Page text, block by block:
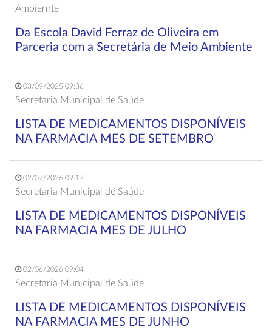
Ambiernte
Da Escola David Ferraz de Oliveira em
Parceria com a Secretária de Meio Ambiente
03/09/2025 09:36
Secretaria Municipal de Saúde
LISTA DE MEDICAMENTOS DISPONÍVEIS
NA FARMACIA MES DE SETEMBRO
02/07/2026 09:17
Secretaria Municipal de Saúde
LISTA DE MEDICAMENTOS DISPONÍVEIS
NA FARMACIA MES DE JULHO
02/06/2026 09:04
Secretaria Municipal de Saúde
LISTA DE MEDICAMENTOS DISPONÍVEIS
NA FARMACIA MES DE JUNHO